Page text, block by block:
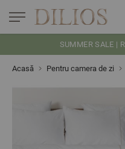
SUMMER SALE |
Acasă Pentru camera de zi